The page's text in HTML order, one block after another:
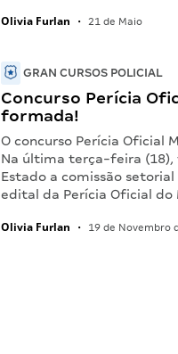
Olivia Furlan • 21 de Maio
GRAN CURSOS POLICIAL
Concurso Perícia
formada!
O concurso Perícia Oficial
Na última terça-feira (18),
Estado a comissão
edital da Perícia Oficial do
Olivia Furlan • 19 de Novembro